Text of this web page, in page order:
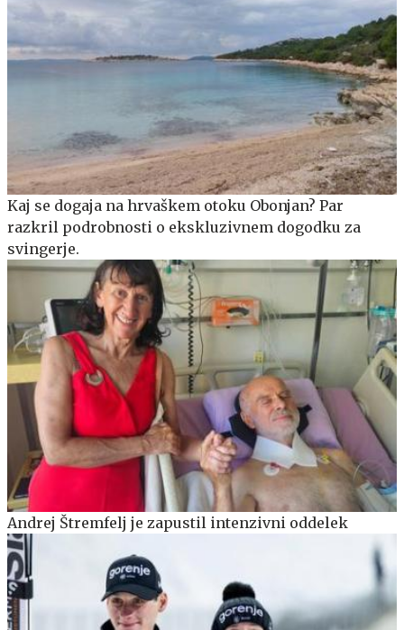
Kaj se dogaja na hrvaškem otoku Obonjan? Par
razkril podrobnosti o ekskluzivnem dogodku za
svingerje.
Andrej Štremfelj je zapustil intenzivni oddelek